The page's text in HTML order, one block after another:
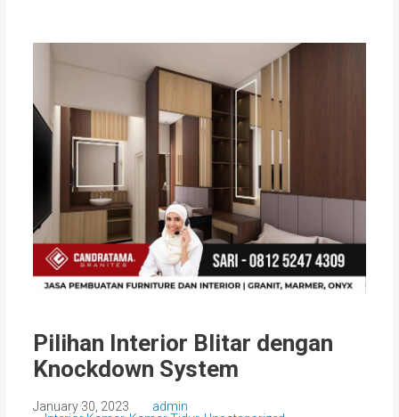
Pilihan Interior Blitar dengan
Knockdown System
January 30, 2023
admin